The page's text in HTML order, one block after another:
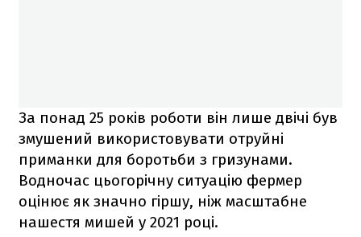
За понад 25 років роботи він лише двічі був
змушений використовувати отруйні
приманки для боротьби з гризунами.
Водночас цьогорічну ситуацію фермер
оцінює як значно гіршу, ніж масштабне
нашестя мишей у 2021 році.